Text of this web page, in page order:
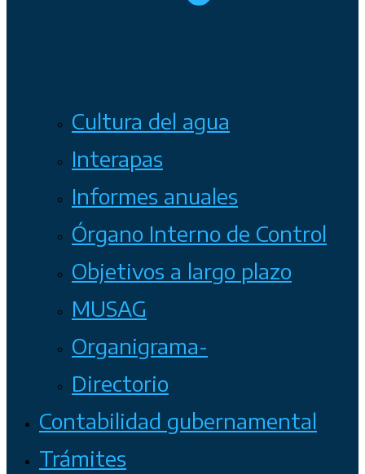
Cultura del agua
Interapas
Informes anuales
Órgano Interno de Control
Objetivos a largo plazo
MUSAG
Organigrama-
Directorio
Contabilidad gubernamental
Trámites